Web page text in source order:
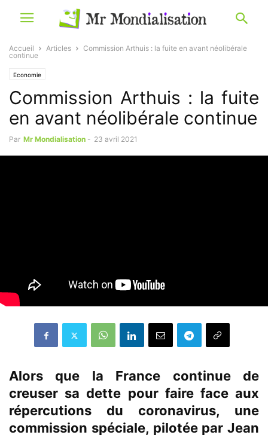
Accueil Articles
Commission Arthuis : la fuite en avant néolibérale
continue
Economie
Commission Arthuis : la fuite
en avant néolibérale continue
Par Mr Mondialisation - 23 avril 2021
Alors que la France continue de
creuser sa dette pour faire face aux
répercutions du coronavirus, une
commission spéciale, pilotée par Jean